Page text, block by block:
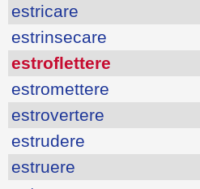
estricare
estrinsecare
estroflettere
estromettere
estrovertere
estrudere
estruere